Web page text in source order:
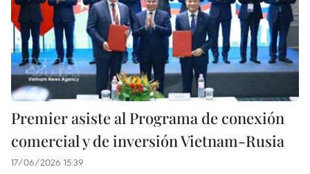
Premier asiste al Programa de conexión
comercial y de inversión Vietnam-Rusia
17/06/2026 15:39